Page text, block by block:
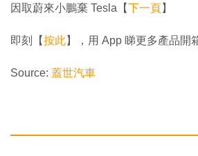
因取蔚來小鵬棄 Tesla【下一頁】
即刻【按此】，用 App 睇更多產品開
Source: 蓋世汽車